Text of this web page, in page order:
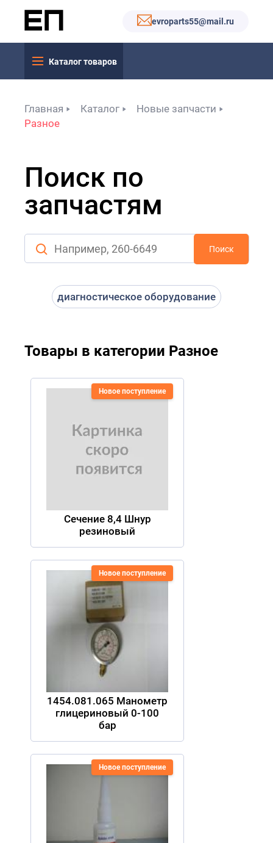
evroparts55@mail.ru
Каталог товаров
Главная Каталог
Новые запчасти
Разное
Поиск по
запчастям
Поиск
диагностическое оборудование
Товары в категории Разное
Новое поступление
Сечение 8,4 Шнур
резиновый
Новое поступление
1454.081.065 Манометр
глицериновый 0-100
бар
Новое поступление